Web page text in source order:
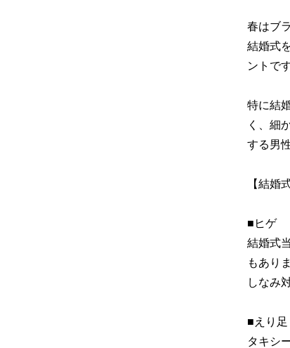
春はブ
結婚式
ントです
特に結
く、細
する男
【結婚
■ヒゲ
結婚式
もあり
しなみ
■えり足
タキシ